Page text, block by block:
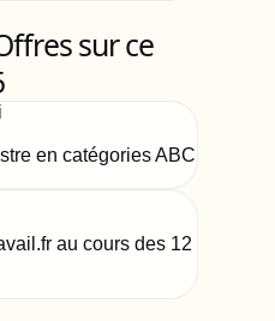
sur ce
en catégories ABC
au cours des 12